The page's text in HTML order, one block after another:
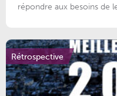
répondre aux besoins de
Rétrospective